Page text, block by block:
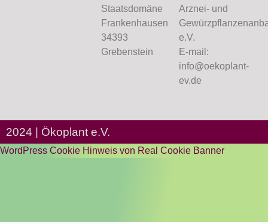
Staatsdomäne
Frankenhausen
34393
Grebenstein
Arznei- und
e.V.
E-mail:
info@oekoplant-
ev.de
2024 | Ökoplant e.V.
WordPress Cookie Hinweis von Real Cookie Banner